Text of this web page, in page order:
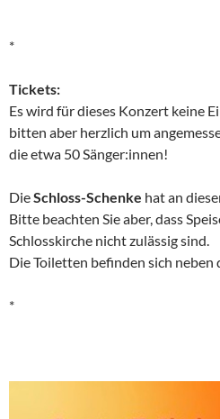
*
Tickets:
Es wird für dieses Konzert keine
bitten aber herzlich um
die etwa 50 Sänger:innen!
DieSchloss-Schenke hat an
Bitte beachten Sie aber, dass
Schlosskirche nicht zulässig sind.
Die Toiletten befinden sich neben
*